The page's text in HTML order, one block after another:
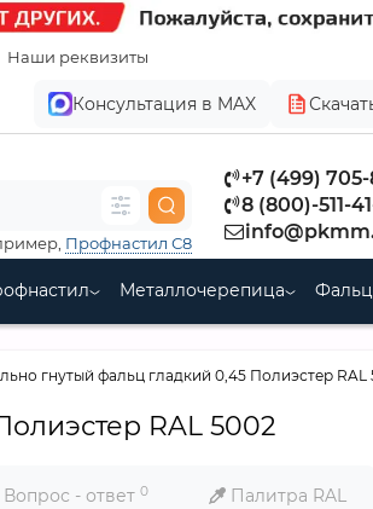
Наши реквизиты
Консультация в MAX
+7 (499)
8 (800)-511-
Профнастил С8
Металлочерепица
гнутый фальц гладкий 0,45 Полиэстер RAL
RAL 5002
Вопрос - ответ 0 Палитра RAL